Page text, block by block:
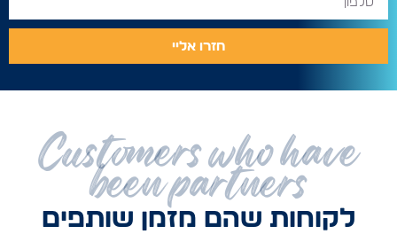
חזרו אליי
Customers who have
been partners
לקוחות שהם מזמן שותפים